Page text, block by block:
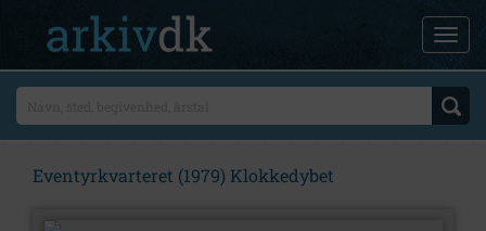
Eventyrkvarteret (1979) Klokkedybet